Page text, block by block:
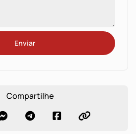
Enviar
Compartilhe